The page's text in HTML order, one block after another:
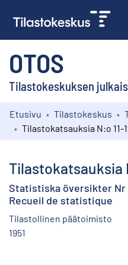
OTOS
Tilastokeskuksen
Kokoelmat
Etusivu Tilastokeskus
Tilastokatsauksia
Statistiska översikter Nr
Recueil de statistique
Tilastollinen päätoimisto
1951